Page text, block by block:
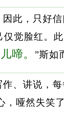
此，只好
觉脸红。
啼。 ”斯如
、讲说，
，哑然失笑了